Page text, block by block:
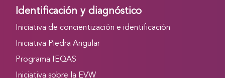
Identificación y diagnóstico
Iniciativa de concientización e identificación
Iniciativa Piedra Angular
Programa IEQAS
Iniciativa sobre la EVW